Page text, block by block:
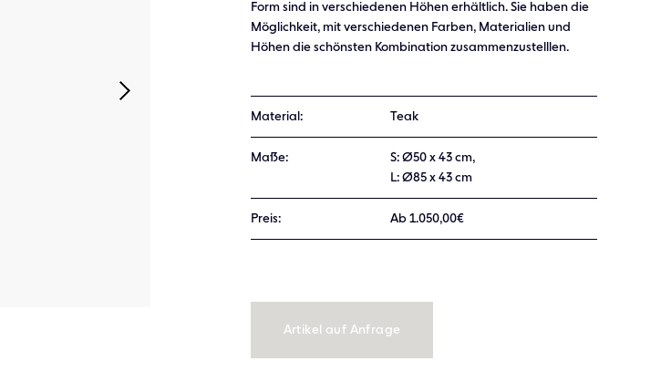
Form sind in verschiedenen Höhen erhältlich. Sie haben die
Möglichkeit, mit verschiedenen Farben, Materialien und
Höhen die schönsten Kombination zusammenzustelllen.
Material: Teak
Maße:
S: Ø50 x 43 cm,
L: Ø85 x 43 cm
Preis: Ab 1.050,00€
Artikel auf Anfrage